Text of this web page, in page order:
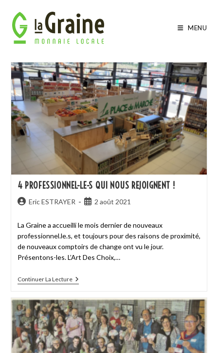
MENU
4 PROFESSIONNEL-LE-S QUI NOUS REJOIGNENT !
Eric ESTRAYER 2 août 2021
La Graine a accueilli le mois dernier de nouveaux
professionnel.le.s, et toujours pour des raisons de proximité,
de nouveaux comptoirs de change ont vu le jour.
Présentons-les. L’Art Des Choix,…
Continuer La Lecture